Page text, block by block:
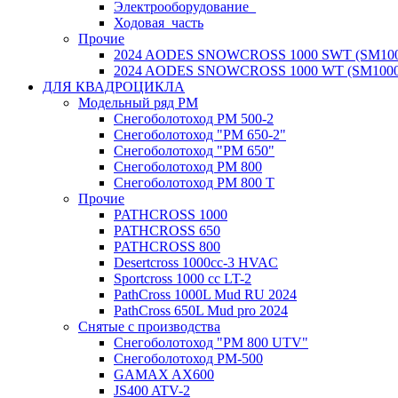
Электрооборудование_
Ходовая_часть
Прочие
2024 AODES SNOWCROSS 1000 SWT
2024 AODES SNOWCROSS 1000 WT
ДЛЯ КВАДРОЦИКЛА
Модельный ряд РМ
Снегоболотоход РМ 500-2
Снегоболотоход "РМ 650-2"
Снегоболотоход "РМ 650"
Снегоболотоход РМ 800
Снегоболотоход РМ 800 Т
Прочие
PATHCROSS 1000
PATHCROSS 650
PATHCROSS 800
Desertcross 1000cc-3 HVAC
Sportcross 1000 cc LT-2
PathCross 1000L Mud RU 2024
PathCross 650L Mud pro 2024
Снятые с производства
Снегоболотоход "РМ 800 UTV"
Снегоболотоход РМ-500
GAMAX AX600
JS400 ATV-2